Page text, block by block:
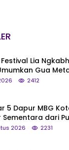
Lia
Gua
Jadi Cagar
2412
5 Dapur MBG
Sementara dari
2026 2231